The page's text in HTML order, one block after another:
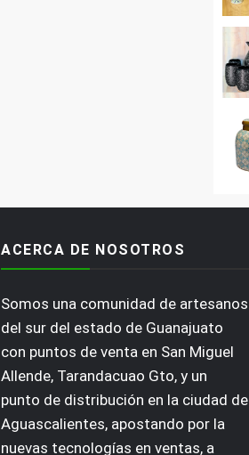
ACERCA DE NOSOTROS
Somos una comunidad de artesanos
del sur del estado de Guanajuato
con puntos de venta en San Miguel
Allende, Tarandacuao Gto, y un
punto de distribución en la ciudad de
Aguascalientes, apostando por la
nuevas tecnologías en ventas, a